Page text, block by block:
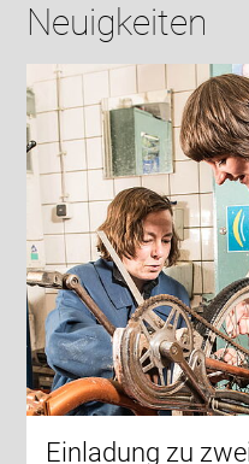
Neuigkeiten
Einladung zu